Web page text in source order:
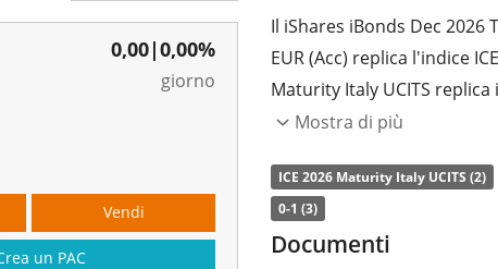
0,00|0,00%
giorno
Vendi
un PAC
Il iShares iBonds Dec 2026
EUR (Acc) replica l'indice
Maturity Italy UCITS
maturity costante (come
scadono in uno specifico
Scadenza: Dicembre 2026
Mostra di più
ICE 2026 Maturity Italy UCITS (2)
0-1 (3)
Documenti